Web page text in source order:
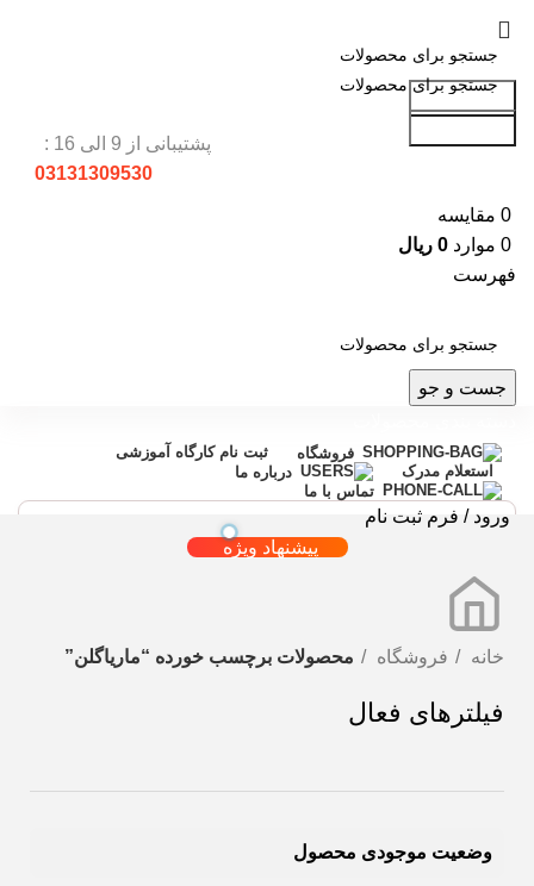
جست و جو
پشتیبانی از 9 الی 16 :
03131309530
0 مقایسه
0 موارد 0 ریال
فهرست
جست و جو
فروشگاه
ثبت نام کارگاه آموزشی
استعلام مدرک
درباره ما
تماس با ما
ورود / فرم ثبت نام
پیشنهاد ویژه
خانه فروشگاه محصولات برچسب خورده “ماریاگلن”
فیلترهای فعال
وضعیت موجودی محصول